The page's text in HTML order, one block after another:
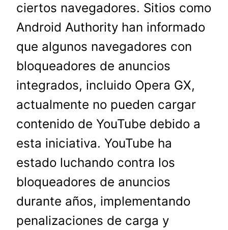
ciertos navegadores. Sitios como
Android Authority han informado
que algunos navegadores con
bloqueadores de anuncios
integrados, incluido Opera GX,
actualmente no pueden cargar
contenido de YouTube debido a
esta iniciativa. YouTube ha
estado luchando contra los
bloqueadores de anuncios
durante años, implementando
penalizaciones de carga y